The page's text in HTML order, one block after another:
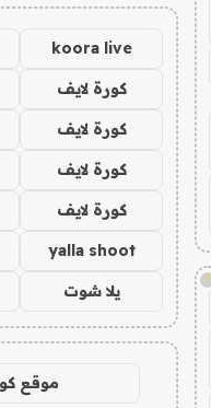
!
koora live
كورة لايف
كورة لايف
كورة لايف
كورة لايف
yalla shoot
يلا شوت
موقع